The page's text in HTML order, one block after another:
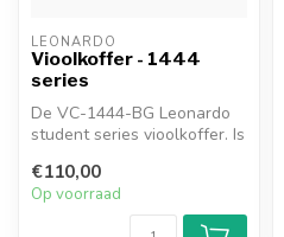
LEONARDO
Vioolkoffer - 1444
series
De VC-1444-BG Leonardo
student series vioolkoffer. Is
€110,00
Op voorraad